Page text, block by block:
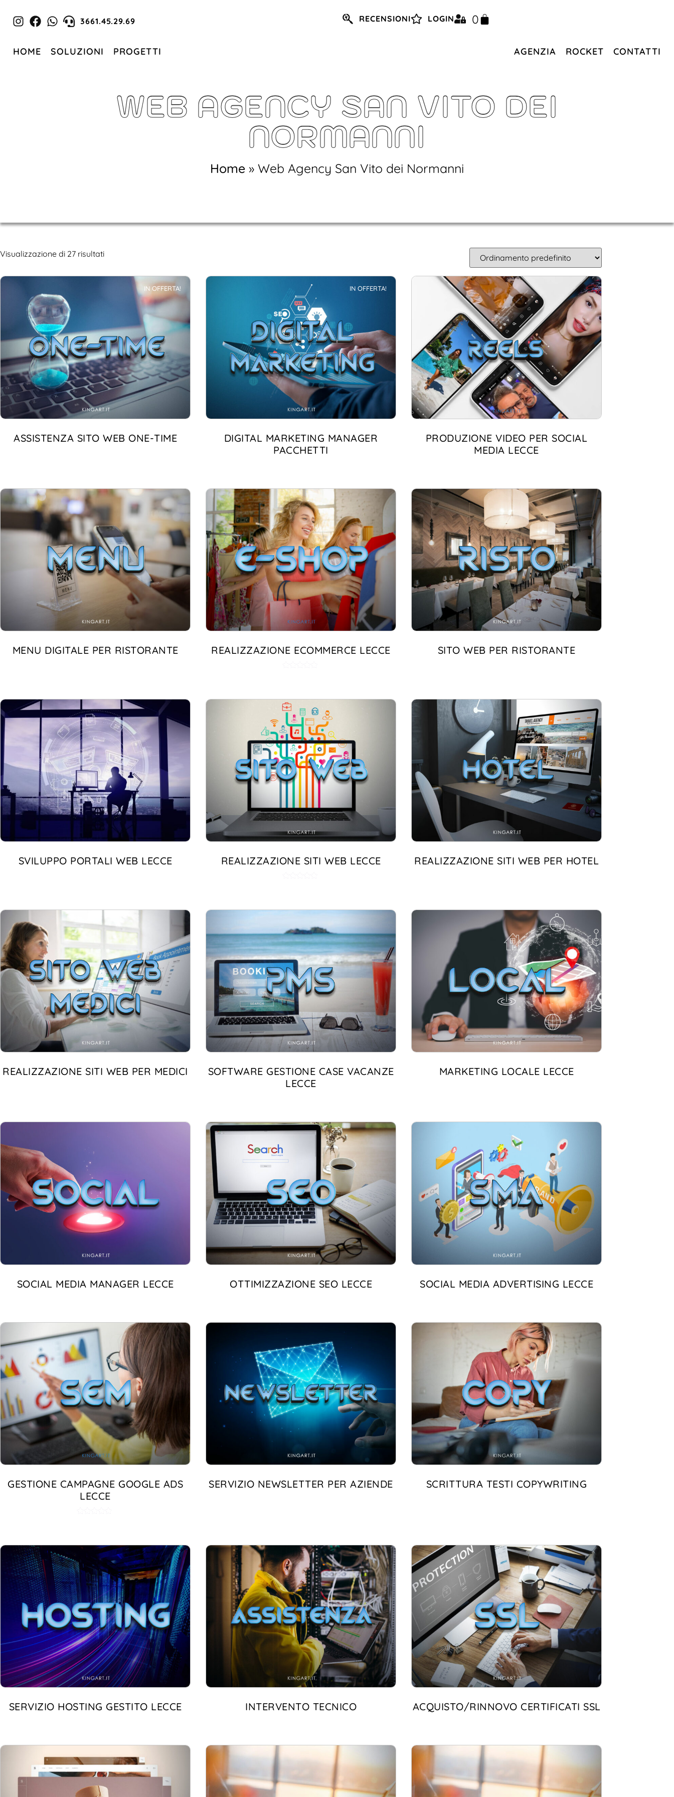
3661.45.29.69 RECENSIONI LOGIN 0
HOME SOLUZIONI PROGETTI AGENZIA ROCKET CONTATTI
WEB AGENCY SAN VITO DEI
NORMANNI
Home » Web Agency San Vito dei Normanni
Visualizzazione di 27 risultati
IN OFFERTA!
ASSISTENZA SITO WEB ONE-TIME
IN OFFERTA!
DIGITAL MARKETING MANAGER
PACCHETTI
PRODUZIONE VIDEO PER SOCIAL
MEDIA LECCE
MENU DIGITALE PER RISTORANTE REALIZZAZIONE ECOMMERCE LECCE SITO WEB PER RISTORANTE
SVILUPPO PORTALI WEB LECCE REALIZZAZIONE SITI WEB LECCE REALIZZAZIONE SITI WEB PER HOTEL
REALIZZAZIONE SITI WEB PER MEDICI
SOFTWARE GESTIONE CASE VACANZE
LECCE
MARKETING LOCALE LECCE
SOCIAL MEDIA MANAGER LECCE OTTIMIZZAZIONE SEO LECCE SOCIAL MEDIA ADVERTISING LECCE
GESTIONE CAMPAGNE GOOGLE ADS
LECCE
SERVIZIO NEWSLETTER PER AZIENDE SCRITTURA TESTI COPYWRITING
SERVIZIO HOSTING GESTITO LECCE INTERVENTO TECNICO ACQUISTO/RINNOVO CERTIFICATI SSL